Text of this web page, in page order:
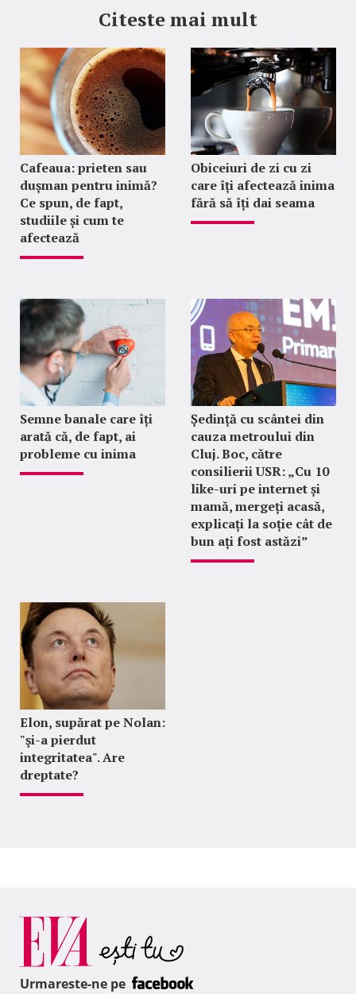
Citeste mai mult
Cafeaua: prieten sau
dușman pentru inimă?
Ce spun, de fapt,
studiile și cum te
afectează
Obiceiuri de zi cu zi
care îți afectează inima
fără să îți dai seama
Semne banale care îți
arată că, de fapt, ai
probleme cu inima
Ședință cu scântei din
cauza metroului din
Cluj. Boc, către
consilierii USR: „Cu 10
like-uri pe internet și
mamă, mergeți acasă,
explicați la soție cât de
bun ați fost astăzi”
Elon, supărat pe Nolan:
"şi-a pierdut
integritatea". Are
dreptate?
Urmareste-ne pe